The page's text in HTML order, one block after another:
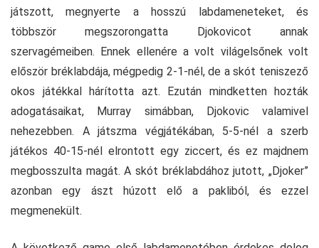
játszott, megnyerte a hosszú labdameneteket, és
többször megszorongatta Djokovicot annak
szervagémeiben. Ennek ellenére a volt világelsőnek volt
először bréklabdája, mégpedig 2-1-nél, de a skót teniszező
okos játékkal hárította azt. Ezután mindketten hozták
adogatásaikat, Murray simábban, Djokovic valamivel
nehezebben. A játszma végjátékában, 5-5-nél a szerb
játékos 40-15-nél elrontott egy ziccert, és ez majdnem
megbosszulta magát. A skót bréklabdához jutott, „Djoker”
azonban egy ászt húzott elő a pakliból, és ezzel
megmenekült.